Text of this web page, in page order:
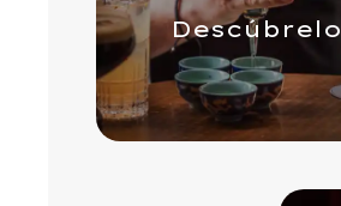
Descúbrelo